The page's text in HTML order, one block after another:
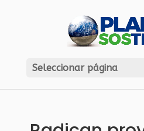
Seleccionar página